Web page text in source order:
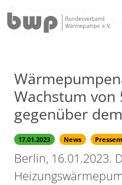
Wärmepumpenabsatz 2022:
dem Vorjahr
Wachstum von
gegenüber
17.01.2023 News
Berlin, 16.01.2023.